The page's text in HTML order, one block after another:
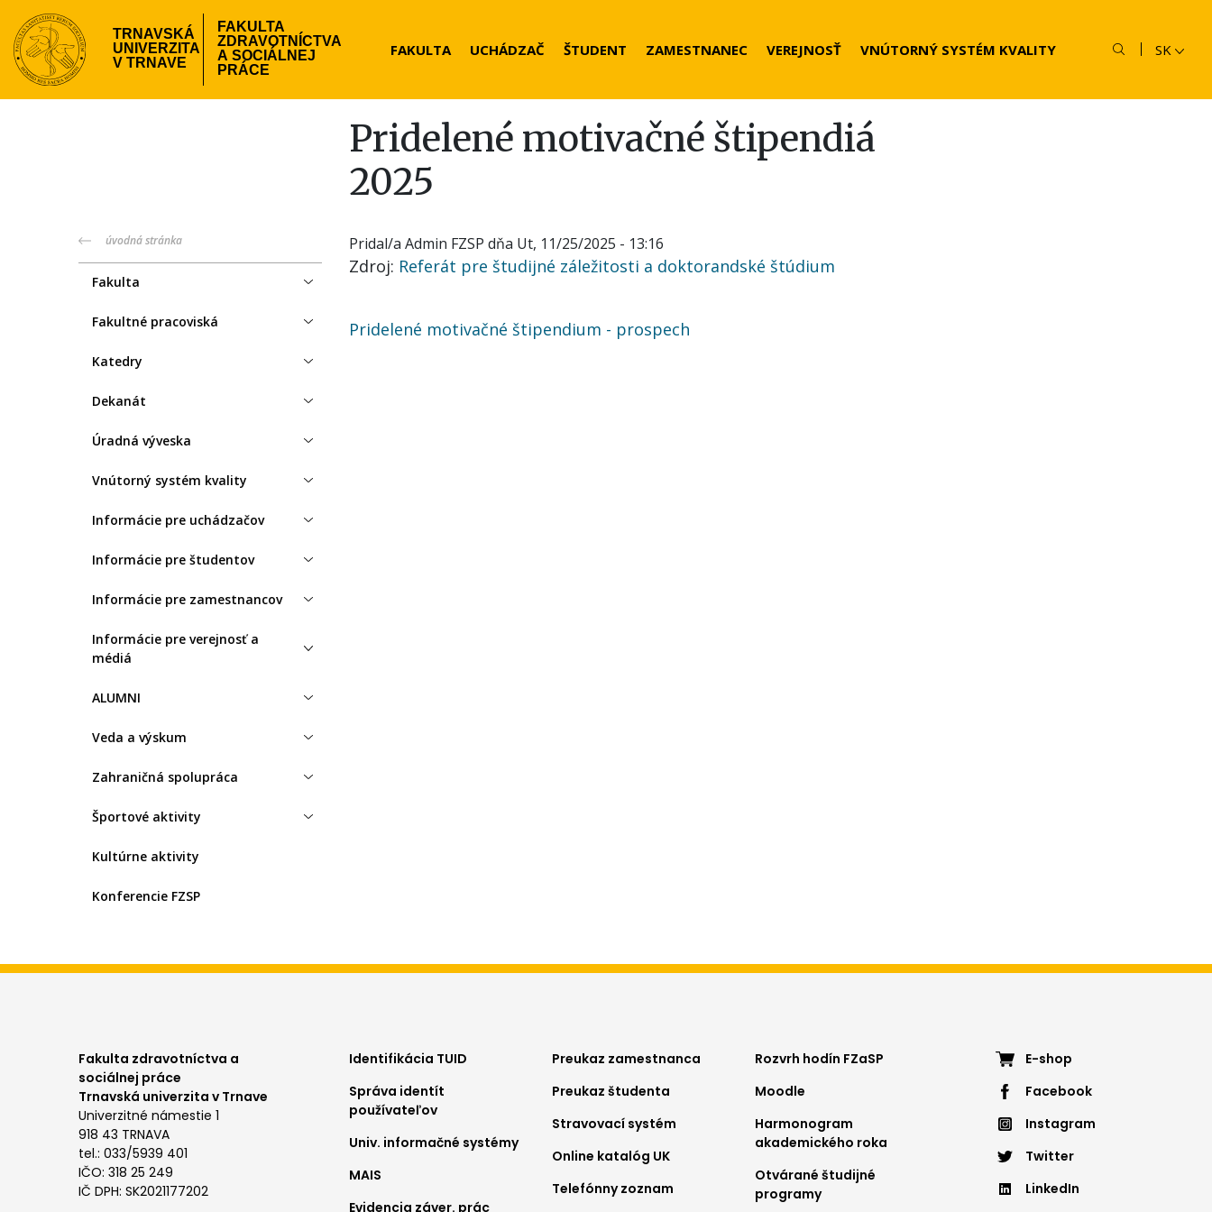
Skočiť
na
hlavný
obsah
TRNAVSKÁ
UNIVERZITA
V TRNAVE
FAKULTA
ZDRAVOTNÍCTVA
A SOCIÁLNEJ
PRÁCE
Header
FAKULTA UCHÁDZAČ ŠTUDENT ZAMESTNANEC VEREJNOSŤ VNÚTORNÝ SYSTÉM KVALITY SK
Pridelené motivačné štipendiá
2025
fzsp-
menu
úvodná stránka
Fakulta
Fakultné pracoviská
Katedry
Dekanát
Úradná výveska
Vnútorný systém kvality
Informácie pre uchádzačov
Informácie pre študentov
Informácie pre zamestnancov
Informácie pre verejnosť a
médiá
ALUMNI
Veda a výskum
Zahraničná spolupráca
Športové aktivity
Kultúrne aktivity
Konferencie FZSP
Pridal/a Admin FZSP dňa Ut, 11/25/2025 - 13:16
Zdroj Referát pre študijné záležitosti a doktorandské štúdium
Pridelené motivačné štipendium - prospech
Fakulta zdravotníctva a
sociálnej práce
Trnavská univerzita v Trnave
Univerzitné námestie 1
918 43 TRNAVA
tel.: 033/5939 401
IČO: 318 25 249
IČ DPH: SK2021177202
Footer
menu
1
Identifikácia TUID
Správa identít
používateľov
Univ. informačné systémy
MAIS
Evidencia záver. prác
Footer
menu
2
Preukaz zamestnanca
Preukaz študenta
Stravovací systém
Online katalóg UK
Telefónny zoznam
Footer
menu
3
Rozvrh hodín FZaSP
Moodle
Harmonogram
akademického roka
Otvárané študijné
programy
Footer
menu
E-shop
Facebook
Instagram
Twitter
LinkedIn